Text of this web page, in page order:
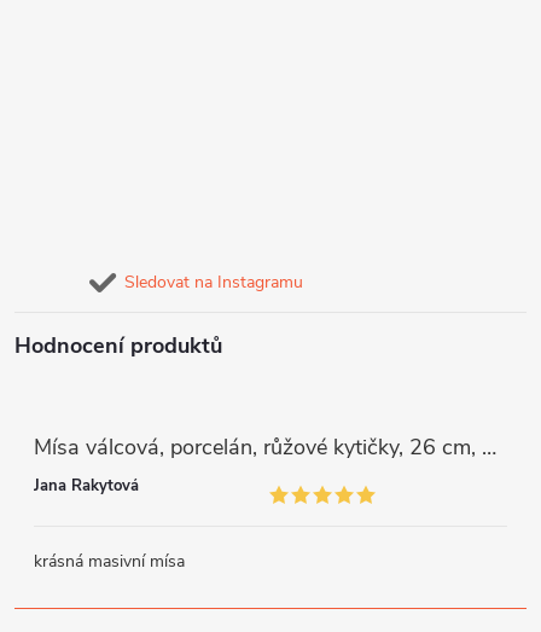
Sledovat na Instagramu
Hodnocení produktů
Mísa válcová, porcelán, růžové kytičky, 26 cm, G. Benedikt
Jana Rakytová
krásná masivní mísa